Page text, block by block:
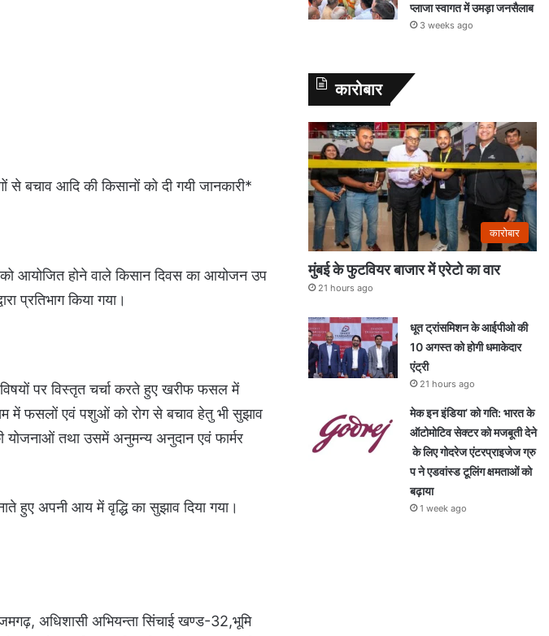
बचाव आदि की किसानों को दी गयी जानकारी*
आयोजित होने वाले किसान दिवस का आयोजन उप
प्रतिभाग किया गया।
पर विस्तृत चर्चा करते हुए खरीफ फसल में
में फसलों एवं पशुओं को रोग से बचाव हेतु भी सुझाव
तथा उसमें अनुमन्य अनुदान एवं फार्मर
हुए अपनी आय में वृद्धि का सुझाव दिया गया।
अधिशासी अभियन्ता सिंचाई खण्ड-32,भूमि
प्लाजा स्वागत में उमड़ा जनसैलाब
3 weeks ago
कारोबार
कारोबार
मुंबई के फुटवियर बाजार में एरेटो का वार
21 hours ago
धूत ट्रांसमिशन के आईपीओ की
10 अगस्त को होगी धमाकेदार
एंट्री
21 hours ago
मेक इन इंडिया’ को गति: भारत के
ऑटोमोटिव सेक्टर को मजबूती देने
के लिए गोदरेज एंटरप्राइजेज ग्रु
प ने एडवांस्ड टूलिंग क्षमताओं को
बढ़ाया
1 week ago